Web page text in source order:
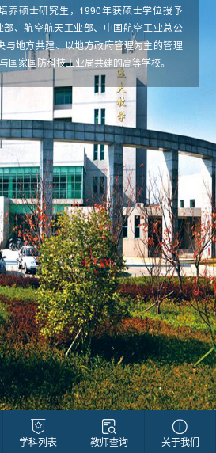
养硕士研究生，1990年获硕士学位授予
、航空航天工业部、中国航空工业总公
与地方共建、以地方政府管理为主的管理
国家国防科技工业局共建的高等学校。
学科列表 教师查询 关于我们